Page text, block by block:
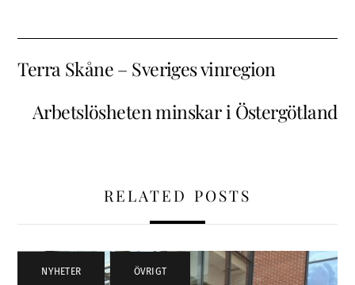
Terra Skåne – Sveriges vinregion
Arbetslösheten minskar i Östergötland
RELATED POSTS
NYHETER , ÖVRIGT